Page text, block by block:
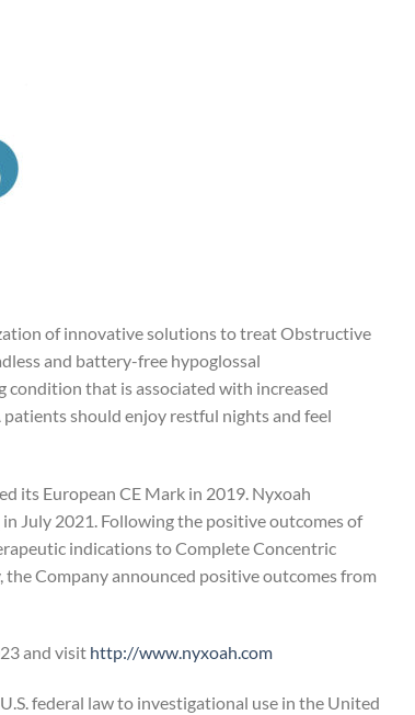
of innovative solutions to treat Obstructive
and battery-free hypoglossal
condition that is associated with increased
should enjoy restful nights and feel
its European CE Mark in 2019. Nyxoah
July 2021. Following the positive outcomes of
indications to Complete Concentric
Company announced positive outcomes from
and visit http://www.nyxoah.com/
federal law to investigational use in the United